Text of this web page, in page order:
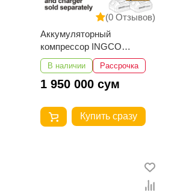
(0 Отзывов)
Аккумуляторный
компрессор INGCO
CACLI2003
В наличии Рассрочка
1 950 000 сум
Купить сразу